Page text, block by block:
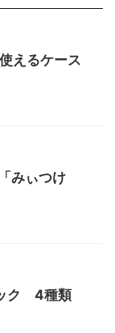
えるケース
みぃつけ
ク 4種類